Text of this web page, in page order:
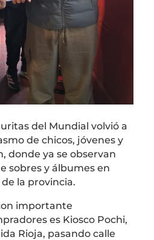
del Mundial volvió a
de chicos, jóvenes y
, donde ya se observan
sobres y álbumes en
la provincia.
importante
es Kiosco Pochi,
Rioja, pasando calle